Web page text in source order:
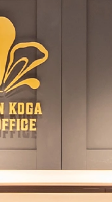
へのバイキン感染によるも
になります。
春は外傷の患者さんが増え
特に小さなお子さまをお
まったりお友達と接触した
に多く
遭遇することがあるかもし
あわてず、歯科医院へ連